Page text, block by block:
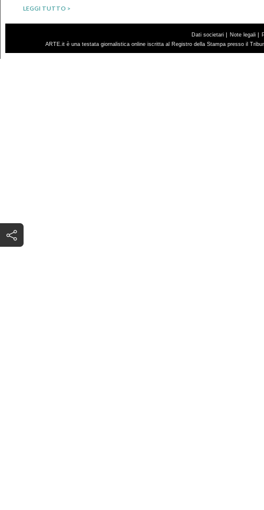
LEGGI TUTTO >
Dati societari | Note legali |
ARTE.it è una testata giornalistica online iscritta al Registro della Stampa presso il